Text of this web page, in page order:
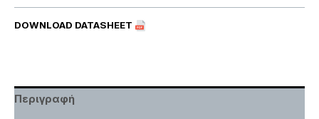
DOWNLOAD DATASHEET
Περιγραφή